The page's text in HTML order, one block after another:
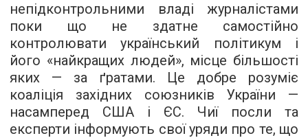
непідконтрольними владі журналістами
поки що не здатне самостійно
контролювати український політикум і
його «найкращих людей», місце більшості
яких — за ґратами. Це добре розуміє
коаліція західних союзників України —
насамперед США і ЄС. Чиї посли та
експерти інформують свої уряди про те, що